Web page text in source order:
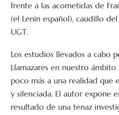
frente a las acometidas de
(el Lenin español), caudillo
UGT.
Los estudios llevados a cabo
Llamazares en nuestro
poco más a una realidad que
y silenciada. El autor expone
resultado de una tenaz